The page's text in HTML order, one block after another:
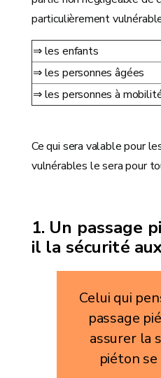
particulièrement
⇒ les enfants
⇒ les personnes âgées
⇒ les personnes à
Ce qui sera valable pour
vulnérables le sera pour
Un passage
il la sécurité
Celui qui
passage
assurer la
piéton